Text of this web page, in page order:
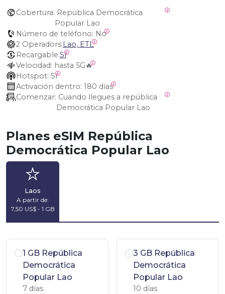
Cobertura:
Popular Lao
Número de teléfono: No
2 Operadors:Lao, ETL
Recargable:Sí
Velocidad: hasta 5G🔥
Hotspot: Sí
Activación dentro: 180 días
Comenzar:
Democrática Popular Lao
Planes eSIM República
Democrática Popular Lao
Laos
A partir de:
7,50 US$ - 1 GB
1 GB República
Democrática
Popular Lao
7 días
3 GB República
Democrática
Popular Lao
10 días